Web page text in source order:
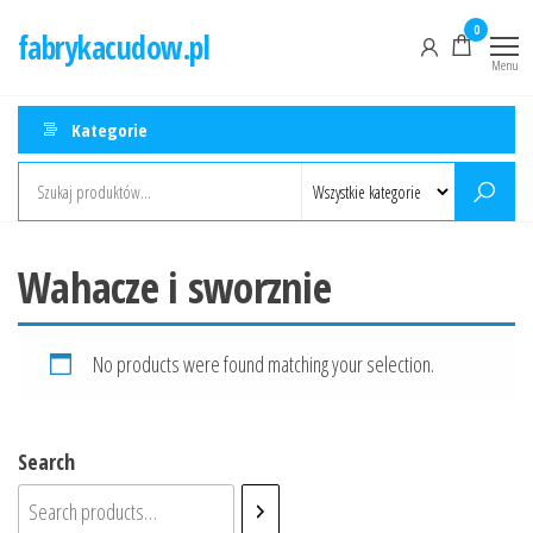
fabrykacudow.pl 0
Menu
Kategorie
Wahacze i sworznie
No products were found matching your selection.
Search